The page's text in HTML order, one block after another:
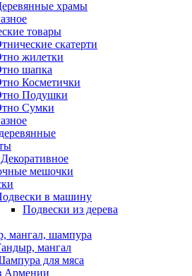
храмы
товары
скатерти
жилетки
шапка
Косметички
Подушки
Сумки
мешочки
в машину
Подвески из дерева
мангал, шампура
мангал
для мяса
Армении